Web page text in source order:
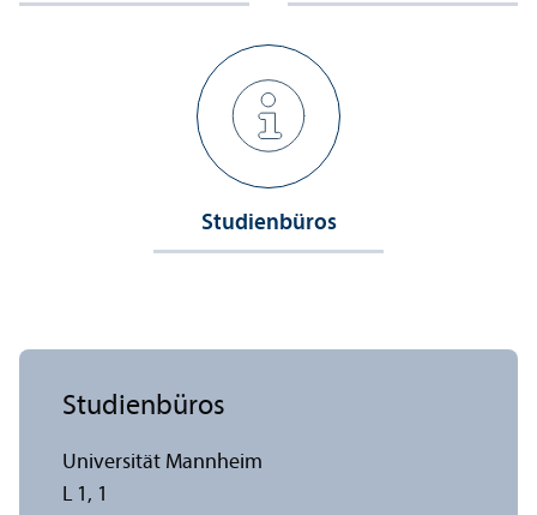
Studien­büros
Studien­büros
Universität Mannheim
L 1, 1